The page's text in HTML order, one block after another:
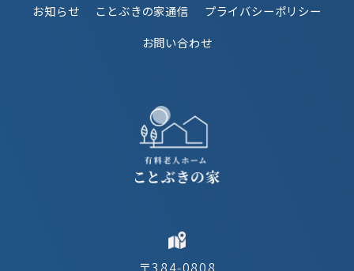
〒384-0808
お知らせ
ことぶきの家通信
プライバシーポリシー
お問い合わせ